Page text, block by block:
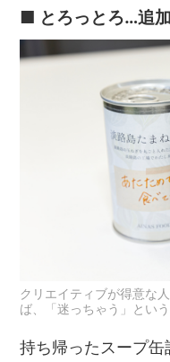
■ とろっとろ…追
クリエイティブが得意な
ば、「迷っちゃう」とい
持ち帰ったスープ